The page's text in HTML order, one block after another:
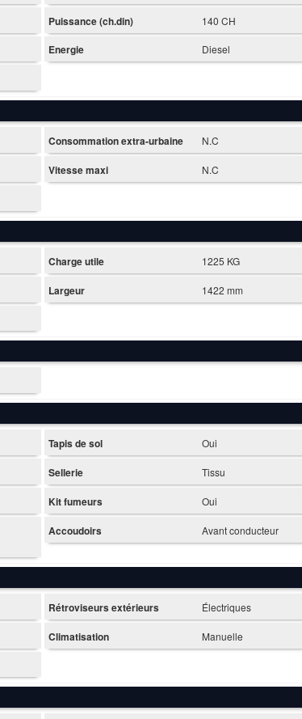
Puissance (ch.din) 140 CH
Energie Diesel
Consommation extra-urbaine N.C
Vitesse maxi N.C
Charge utile 1225 KG
Largeur 1422 mm
Tapis de sol Oui
Sellerie Tissu
Kit fumeurs Oui
Accoudoirs Avant conducteur
Rétroviseurs extérieurs Électriques
Climatisation Manuelle